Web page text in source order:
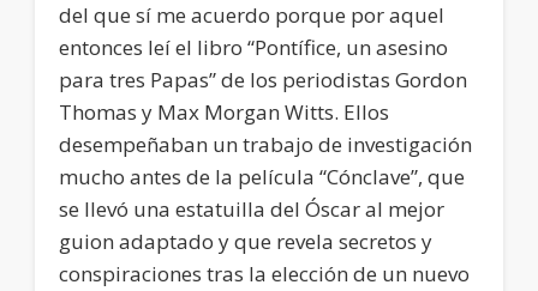
del que sí me acuerdo porque por aquel
entonces leí el libro “Pontífice, un asesino
para tres Papas” de los periodistas Gordon
Thomas y Max Morgan Witts. Ellos
desempeñaban un trabajo de investigación
mucho antes de la película “Cónclave”, que
se llevó una estatuilla del Óscar al mejor
guion adaptado y que revela secretos y
conspiraciones tras la elección de un nuevo